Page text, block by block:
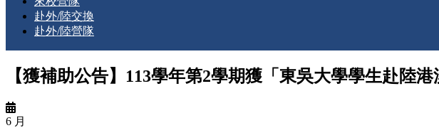
赴外/陸交換
赴外/陸營隊
【獲補助公告】113學年第2學期獲「東吳大學學生赴陸
6 月